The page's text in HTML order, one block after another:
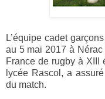
L’équipe cadet
au 5 mai 2017 à
France de rugby à XIII
lycée Rascol, a
du match.